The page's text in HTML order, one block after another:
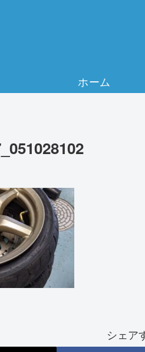
ホーム
シェア